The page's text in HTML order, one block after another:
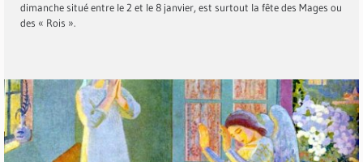
dimanche situé entre le 2 et le 8 janvier, est surtout la fête des Mages ou
des « Rois ».